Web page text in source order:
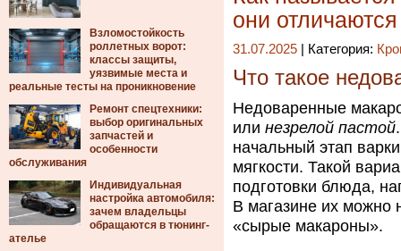
Взломостойкость
роллетных ворот:
классы защиты,
уязвимые места и
реальные тесты на проникновение
Ремонт спецтехники:
выбор оригинальных
запчастей и
особенности
обслуживания
Индивидуальная
настройка автомобиля:
зачем владельцы
обращаются в тюнинг-
ателье
они отличаются
31.07.2025 | Категория:
Что такое
Недоваренные
или незрелой пастой
начальный этап
мягкости. Такой
подготовки блюда,
В магазине их можно
«сырые макароны».